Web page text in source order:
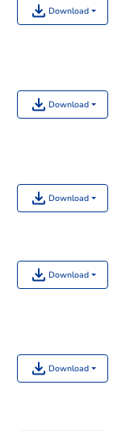
Download
Download
Download
Download
Download